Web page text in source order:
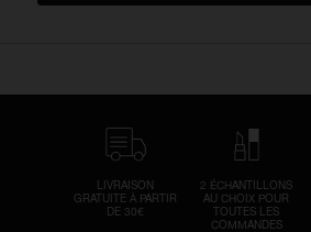
LIVRAISON
GRATUITE À PARTIR
DE 30€
2 ÉCHANTILLONS
AU CHOIX POUR
TOUTES LES
COMMANDES